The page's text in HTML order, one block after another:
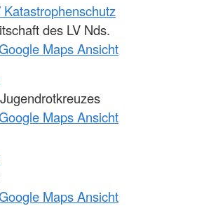
des LV Nds.
Maps Ansicht
Maps Ansicht
Maps Ansicht